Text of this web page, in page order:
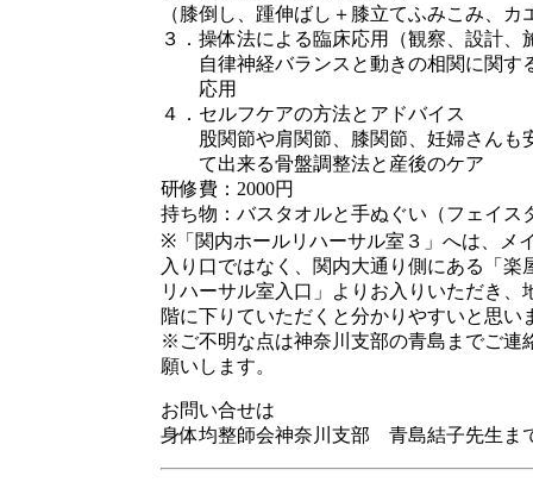
（膝倒し、踵伸ばし＋膝立てふみこみ、カ
３．操体法による臨床応用（観察、設計、
自律神経バランスと動きの相関に関す
応用
４．セルフケアの方法とアドバイス
股関節や肩関節、膝関節、妊婦さんも
て出来る骨盤調整法と産後のケア
研修費：2000円
持ち物：バスタオルと手ぬぐい（フェイス
※「関内ホールリハーサル室３」へは、メ
入り口ではなく、関内大通り側にある「楽
リハーサル室入口」よりお入りいただき、
階に下りていただくと分かりやすいと思い
※ご不明な点は神奈川支部の青島までご連
願いします。
お問い合せは
身体均整師会神奈川支部 青島結子先生ま